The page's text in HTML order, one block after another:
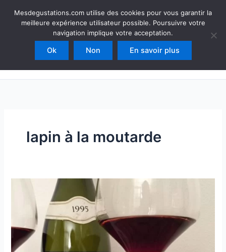
Mesdegustations
Dégustations, accords & autour du vin
Rechercher
lapin à la moutarde
Mesdegustations.com utilise des cookies pour vous garantir la
meilleure expérience utilisateur possible. Poursuivre votre
navigation implique votre acceptation.
Ok Non En savoir plus